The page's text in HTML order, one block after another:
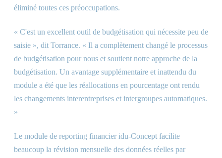
éliminé toutes ces préoccupations.
« C'est un excellent outil de budgétisation qui nécessite peu de
saisie », dit Torrance. « Il a complètement changé le processus
de budgétisation pour nous et soutient notre approche de la
budgétisation. Un avantage supplémentaire et inattendu du
module a été que les réallocations en pourcentage ont rendu
les changements interentreprises et intergroupes automatiques.
»
Le module de reporting financier idu-Concept facilite
beaucoup la révision mensuelle des données réelles par